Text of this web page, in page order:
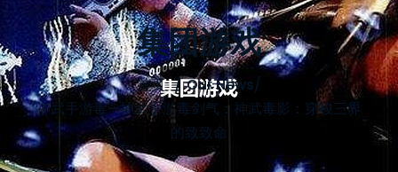
集团游戏
首页 Our News/
神武手游毒—神武手游毒剑气：神武毒影：穿梭三界
的致致命